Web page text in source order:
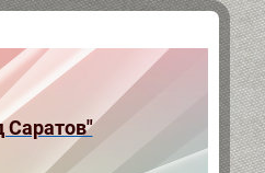
Саратов"